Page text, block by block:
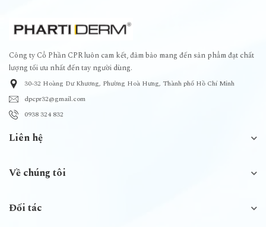
Công ty Cổ Phần CPR luôn cam kết, đảm bảo mang đến sản phẩm đạt chất
lượng tối ưu nhất đến tay người dùng.
30-32 Hoàng Dư Khương, Phường Hoà Hưng, Thành phố Hồ Chí Minh
dpcpr32@gmail.com
0938 324 832
Liên hệ
Về chúng tôi
Đối tác